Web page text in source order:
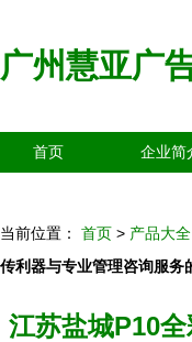
广州慧亚广
首页 企业简
当前位置： 首页 > 产品大全
传利器与专业管理咨询服务
江苏盐城P10